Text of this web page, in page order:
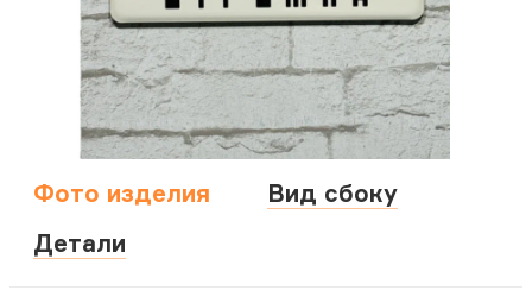
Фото изделия
Вид сбоку
Детали